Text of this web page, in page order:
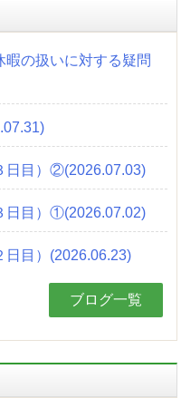
の扱いに対する疑問
日目）②(2026.07.03)
日目）①(2026.07.02)
日目）(2026.06.23)
ブログ一覧